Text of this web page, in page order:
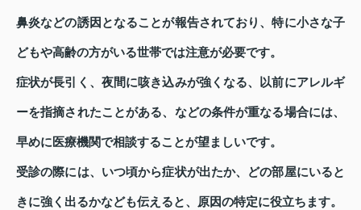
鼻炎などの誘因となることが報告されており、特に小さな子
どもや高齢の方がいる世帯では注意が必要です。
症状が長引く、夜間に咳き込みが強くなる、以前にアレルギ
ーを指摘されたことがある、などの条件が重なる場合には、
早めに医療機関で相談することが望ましいです。
受診の際には、いつ頃から症状が出たか、どの部屋にいると
きに強く出るかなども伝えると、原因の特定に役立ちます。